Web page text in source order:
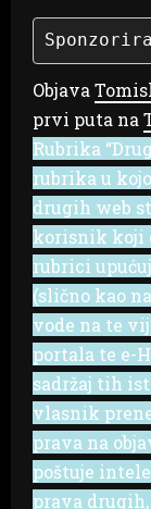
Objava
prvi puta na
Rubrika
rubrika u
drugih web
korisnik koji
rubrici
(slično kao
vode na te
portala te e-
sadržaj tih
vlasnik
prava na
poštuje
prava